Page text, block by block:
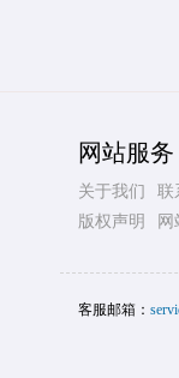
网站服务
关于我们 联
版权声明
网
客服邮箱：